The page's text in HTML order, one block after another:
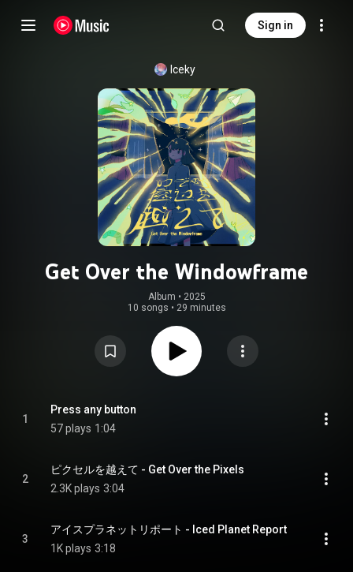
Sign in
Iceky
Get Over the Windowframe
Album • 2025
10 songs • 29 minutes
1
Press any button
57 plays 1:04
2
ピクセルを越えて - Get Over the Pixels
2.3K plays 3:04
3
アイスプラネットリポート - Iced Planet Report
1K plays 3:18